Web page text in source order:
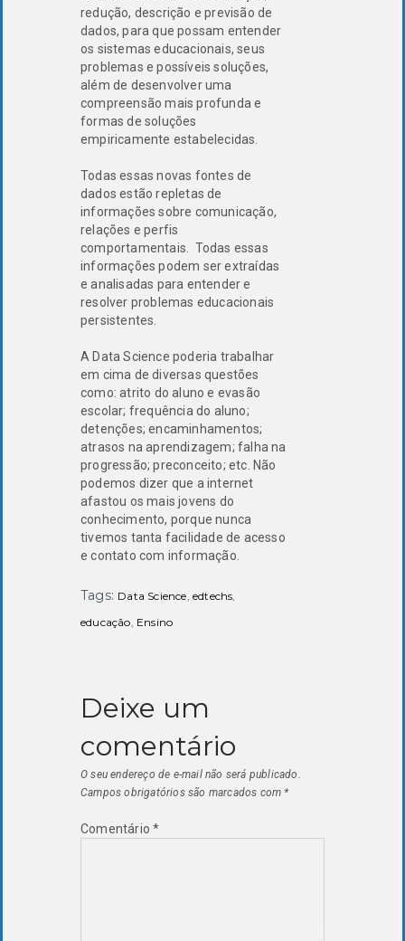
redução, descrição e previsão de
dados, para que possam entender
os sistemas educacionais, seus
problemas e possíveis soluções,
além de desenvolver uma
compreensão mais profunda e
formas de soluções
empiricamente estabelecidas.
Todas essas novas fontes de
dados estão repletas de
informações sobre comunicação,
relações e perfis
comportamentais. Todas essas
informações podem ser extraídas
e analisadas para entender e
resolver problemas educacionais
persistentes.
A Data Science poderia trabalhar
em cima de diversas questões
como: atrito do aluno e evasão
escolar; frequência do aluno;
detenções; encaminhamentos;
atrasos na aprendizagem; falha na
progressão; preconceito; etc. Não
podemos dizer que a internet
afastou os mais jovens do
conhecimento, porque nunca
tivemos tanta facilidade de acesso
e contato com informação.
Tags: Data Science,edtechs,
educação, Ensino
Deixe um
comentário
O seu endereço de e-mail não será publicado.
Campos obrigatórios são marcados com *
Comentário*